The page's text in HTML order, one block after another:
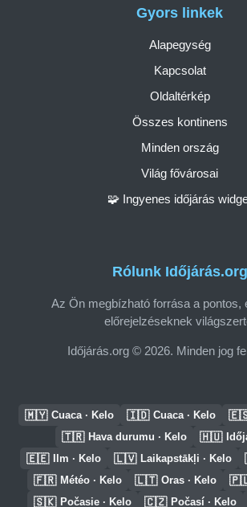
Rólunk Időjárás.org
Az Ön megbízható forrása a pontos,
előrejelzéseknek
Időjárás.org © 2026. Minden jog
Gyors linkek
Alapegység
Kapcsolat
Oldaltérkép
Összes kontinens
Minden ország
Világ fővárosai
🧩 Ingyenes időjárás
🇲🇾 Cuaca · Kelo 🇮🇩 Cuaca · Kelo
🇹🇷 Hava durumu · Kelo 🇭🇺
🇪🇪 Ilm · Kelo 🇱🇻 Laikapstākļi · Kelo
🇫🇷 Météo · Kelo 🇱🇹 Oras · Kelo
🇸🇰 Počasie · Kelo 🇨🇿 Počasí · Kelo